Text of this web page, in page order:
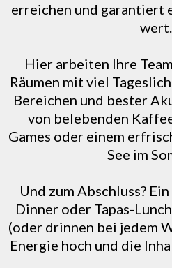
erreichen und garantiert
wert.
Hier arbeiten Ihre
Räumen mit viel
Bereichen und bester
von belebenden
Games oder einem
See im
Und zum Abschluss?
Dinner oder Tapas-
(oder drinnen bei jedem
Energie hoch und die